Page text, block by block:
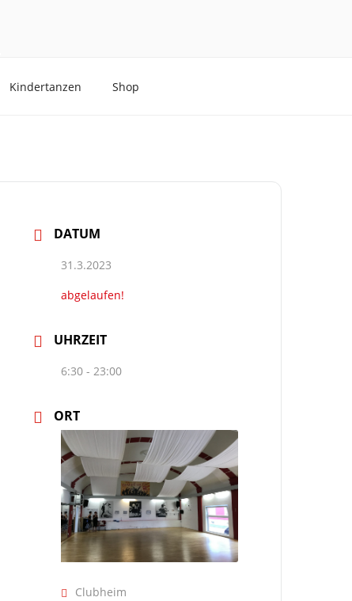
Kindertanzen Shop
DATUM
31.3.2023
abgelaufen!
UHRZEIT
6:30 - 23:00
ORT
Clubheim